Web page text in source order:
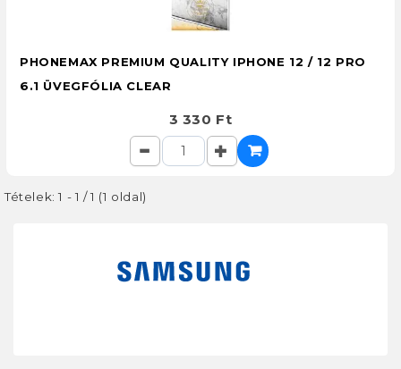
PHONEMAX PREMIUM QUALITY IPHONE 12 / 12 PRO
6.1 ÜVEGFÓLIA CLEAR
3 330 Ft
Tételek: 1 - 1 / 1 (1 oldal)